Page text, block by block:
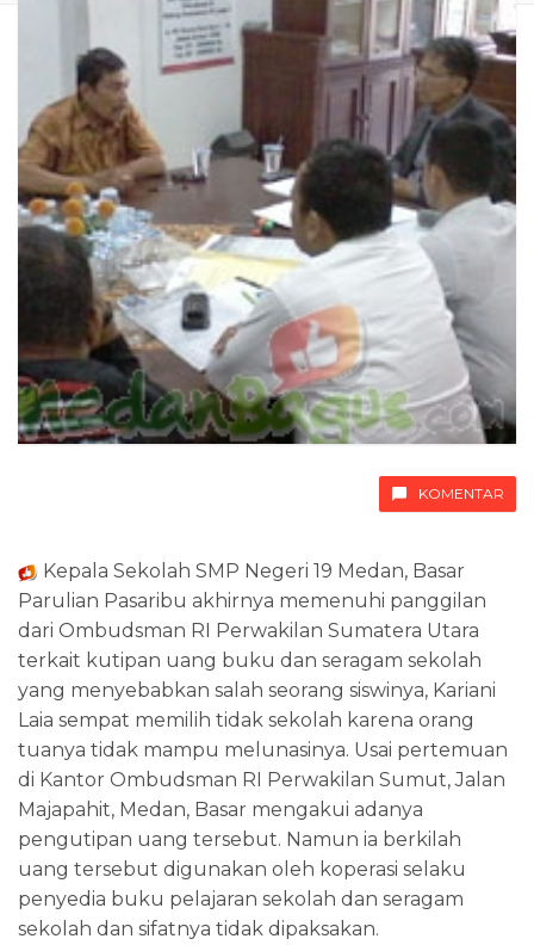
KOMENTAR
Kepala Sekolah SMP Negeri 19 Medan, Basar
Parulian Pasaribu akhirnya memenuhi panggilan
dari Ombudsman RI Perwakilan Sumatera Utara
terkait kutipan uang buku dan seragam sekolah
yang menyebabkan salah seorang siswinya, Kariani
Laia sempat memilih tidak sekolah karena orang
tuanya tidak mampu melunasinya. Usai pertemuan
di Kantor Ombudsman RI Perwakilan Sumut, Jalan
Majapahit, Medan, Basar mengakui adanya
pengutipan uang tersebut. Namun ia berkilah
uang tersebut digunakan oleh koperasi selaku
penyedia buku pelajaran sekolah dan seragam
sekolah dan sifatnya tidak dipaksakan.